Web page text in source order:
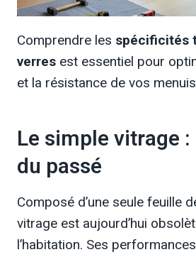
Comprendre les spécificités
verres est essentiel pour
et la résistance de vos
Le simple vitrage
du passé
Composé d’une seule feuille
vitrage est aujourd’hui
l’habitation. Ses